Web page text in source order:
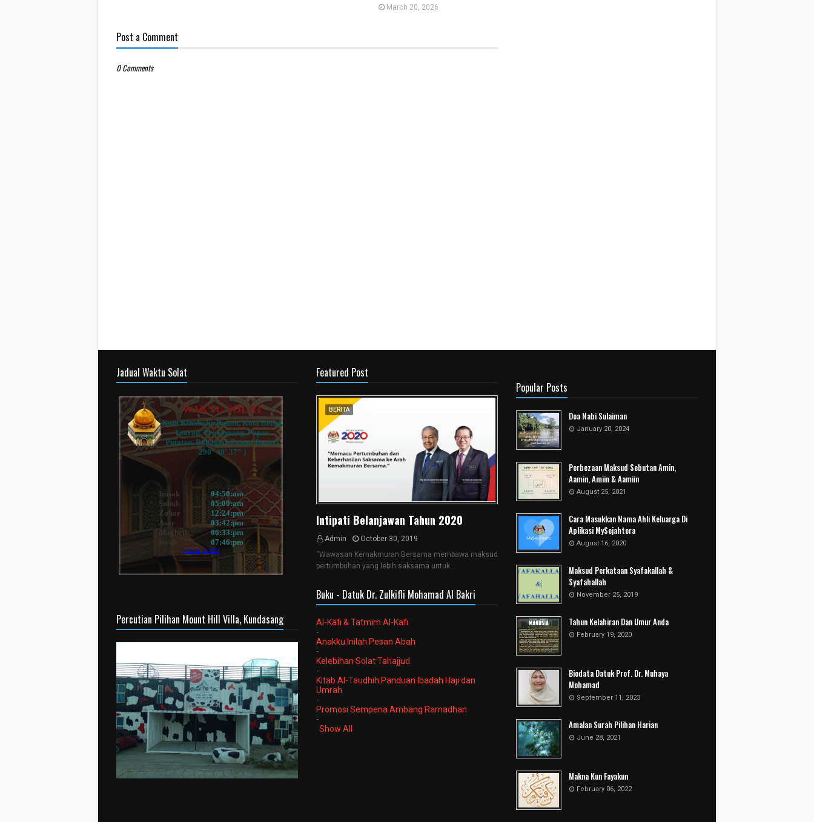
March 20, 2026
Post a Comment
0 Comments
Jadual Waktu Solat
Percutian Pilihan Mount Hill Villa, Kundasang
Featured Post
BERITA
Intipati Belanjawan Tahun 2020
Admin
October 30, 2019
“Wawasan Kemakmuran Bersama membawa maksud
pertumbuhan yang lebih saksama untuk…
Buku - Datuk Dr. Zulkifli Mohamad Al Bakri
Al-Kafi & Tatmim Al-Kafi
-
Anakku Inilah Pesan Abah
-
Kelebihan Solat Tahajjud
-
Kitab Al-Taudhih Panduan Ibadah Haji dan
Umrah
-
Promosi Sempena Ambang Ramadhan
-
Show All
Popular Posts
Doa Nabi Sulaiman
January 20, 2024
Perbezaan Maksud Sebutan Amin,
Aamin, Amiin & Aamiin
August 25, 2021
Cara Masukkan Nama Ahli Keluarga Di
Aplikasi MySejahtera
August 16, 2020
Maksud Perkataan Syafakallah &
Syafahallah
November 25, 2019
Tahun Kelahiran Dan Umur Anda
February 19, 2020
Biodata Datuk Prof. Dr. Muhaya
Mohamad
September 11, 2023
Amalan Surah Pilihan Harian
June 28, 2021
Makna Kun Fayakun
February 06, 2022